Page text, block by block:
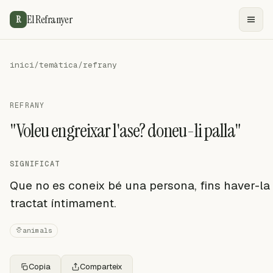
R El Refranyer
inici/temàtica/refrany
REFRANY
"Voleu engreixar l'ase? doneu-li palla"
SIGNIFICAT
Que no es coneix bé una persona, fins haver-la
tractat íntimament.
animals
Copia Comparteix